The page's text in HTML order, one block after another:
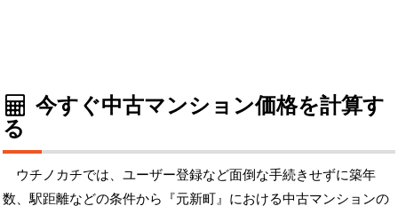
今すぐ中古マンション価格を計算す
る
ウチノカチでは、ユーザー登録など面倒な手続きせずに築年
数、駅距離などの条件から『元新町』における中古マンションの